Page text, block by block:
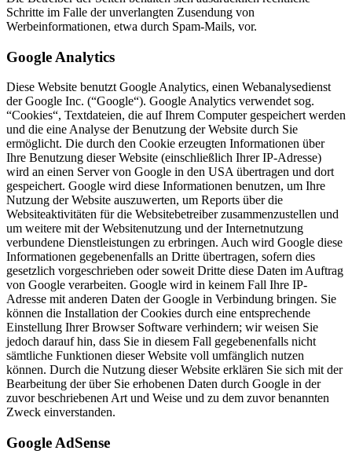
Schritte im Falle der unverlangten Zusendung von
Werbeinformationen, etwa durch Spam-Mails, vor.
Google Analytics
Diese Website benutzt Google Analytics, einen Webanalysedienst
der Google Inc. (“Google“). Google Analytics verwendet sog.
“Cookies“, Textdateien, die auf Ihrem Computer gespeichert werden
und die eine Analyse der Benutzung der Website durch Sie
ermöglicht. Die durch den Cookie erzeugten Informationen über
Ihre Benutzung dieser Website (einschließlich Ihrer IP-Adresse)
wird an einen Server von Google in den USA übertragen und dort
gespeichert. Google wird diese Informationen benutzen, um Ihre
Nutzung der Website auszuwerten, um Reports über die
Websiteaktivitäten für die Websitebetreiber zusammenzustellen und
um weitere mit der Websitenutzung und der Internetnutzung
verbundene Dienstleistungen zu erbringen. Auch wird Google diese
Informationen gegebenenfalls an Dritte übertragen, sofern dies
gesetzlich vorgeschrieben oder soweit Dritte diese Daten im Auftrag
von Google verarbeiten. Google wird in keinem Fall Ihre IP-
Adresse mit anderen Daten der Google in Verbindung bringen. Sie
können die Installation der Cookies durch eine entsprechende
Einstellung Ihrer Browser Software verhindern; wir weisen Sie
jedoch darauf hin, dass Sie in diesem Fall gegebenenfalls nicht
sämtliche Funktionen dieser Website voll umfänglich nutzen
können. Durch die Nutzung dieser Website erklären Sie sich mit der
Bearbeitung der über Sie erhobenen Daten durch Google in der
zuvor beschriebenen Art und Weise und zu dem zuvor benannten
Zweck einverstanden.
Google AdSense